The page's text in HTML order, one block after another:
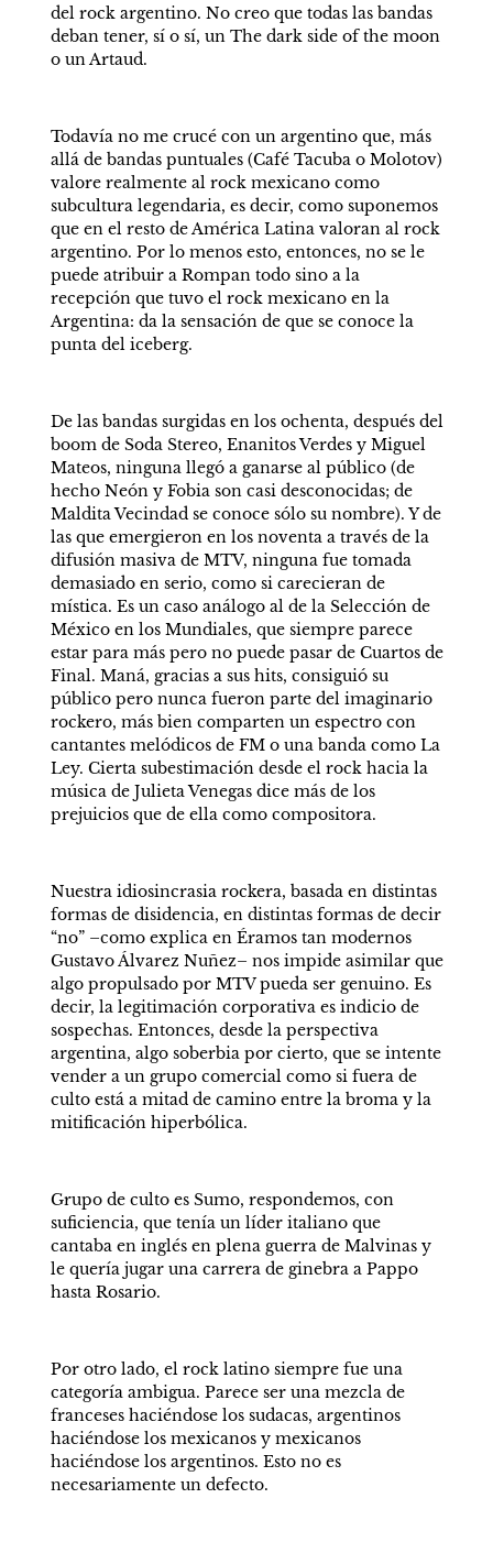
del rock argentino. No creo que todas las bandas
deban tener, sí o sí, un The dark side of the moon
o un Artaud.
Todavía no me crucé con un argentino que, más
allá de bandas puntuales (Café Tacuba o Molotov)
valore realmente al rock mexicano como
subcultura legendaria, es decir, como suponemos
que en el resto de América Latina valoran al rock
argentino. Por lo menos esto, entonces, no se le
puede atribuir a Rompan todo sino a la
recepción que tuvo el rock mexicano en la
Argentina: da la sensación de que se conoce la
punta del iceberg.
De las bandas surgidas en los ochenta, después del
boom de Soda Stereo, Enanitos Verdes y Miguel
Mateos, ninguna llegó a ganarse al público (de
hecho Neón y Fobia son casi desconocidas; de
Maldita Vecindad se conoce sólo su nombre). Y de
las que emergieron en los noventa a través de la
difusión masiva de MTV, ninguna fue tomada
demasiado en serio, como si carecieran de
mística. Es un caso análogo al de la Selección de
México en los Mundiales, que siempre parece
estar para más pero no puede pasar de Cuartos de
Final. Maná, gracias a sus hits, consiguió su
público pero nunca fueron parte del imaginario
rockero, más bien comparten un espectro con
cantantes melódicos de FM o una banda como La
Ley. Cierta subestimación desde el rock hacia la
música de Julieta Venegas dice más de los
prejuicios que de ella como compositora.
Nuestra idiosincrasia rockera, basada en distintas
formas de disidencia, en distintas formas de decir
“no” –como explica en Éramos tan modernos
Gustavo Álvarez Nuñez– nos impide asimilar que
algo propulsado por MTV pueda ser genuino. Es
decir, la legitimación corporativa es indicio de
sospechas. Entonces, desde la perspectiva
argentina, algo soberbia por cierto, que se intente
vender a un grupo comercial como si fuera de
culto está a mitad de camino entre la broma y la
mitificación hiperbólica.
Grupo de culto es Sumo, respondemos, con
suficiencia, que tenía un líder italiano que
cantaba en inglés en plena guerra de Malvinas y
le quería jugar una carrera de ginebra a Pappo
hasta Rosario.
Por otro lado, el rock latino siempre fue una
categoría ambigua. Parece ser una mezcla de
franceses haciéndose los sudacas, argentinos
haciéndose los mexicanos y mexicanos
haciéndose los argentinos. Esto no es
necesariamente un defecto.